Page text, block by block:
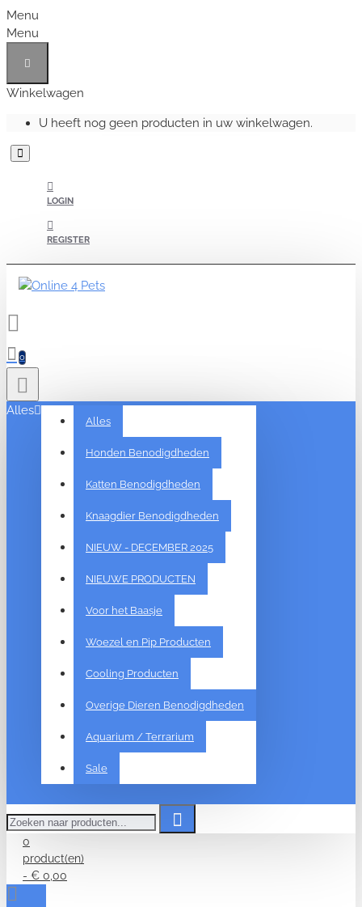
Menu
Menu
Winkelwagen
U heeft nog geen producten in uw winkelwagen.
LOGIN
REGISTER
0
Alles
Alles
Honden Benodigdheden
Katten Benodigdheden
Knaagdier Benodigdheden
NIEUW - DECEMBER 2025
NIEUWE PRODUCTEN
Voor het Baasje
Woezel en Pip Producten
Cooling Producten
Overige Dieren Benodigdheden
Aquarium / Terrarium
Sale
naar
producten...
0
product(en)
- € 0,00